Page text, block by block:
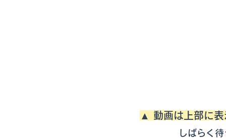
▲ 動画は上部に
しばらく